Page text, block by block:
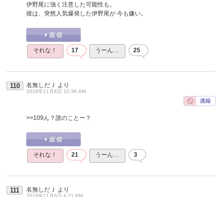
伊野尾に強く注意した可能性も。
彼は、突然人気爆発した伊野尾が 今も嫌い。
それな！ 17 うーん… 25
110 名無しだＪ より
2016年11月4日 10:36 AM
>>109ん？誰のことー？
それな！ 21 うーん… 3
111 名無しだＪ より
2016年11月6日 4:21 PM